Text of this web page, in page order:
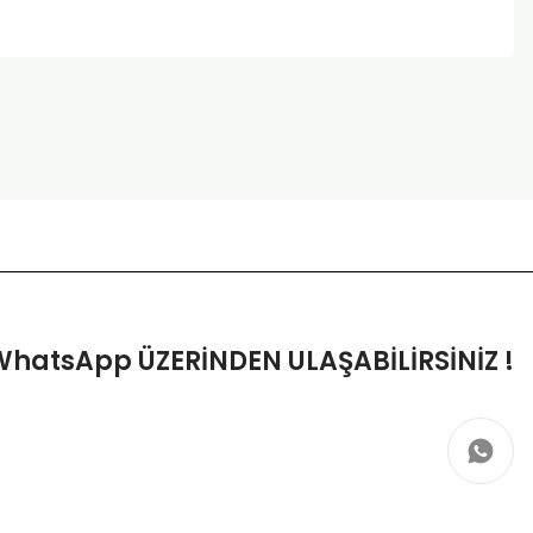
ÜZERİNDEN ULAŞABİLİRSİNİZ !